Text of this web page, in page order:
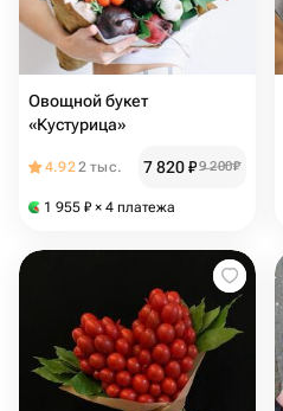
Овощной букет
«Кустурица»
4.922 тыс. 7 820₽9 200₽
1 955 ₽ × 4 платежа